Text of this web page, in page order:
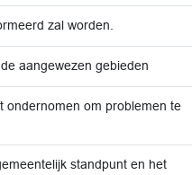
zal worden.
aangewezen gebieden
ondernomen om problemen te
standpunt en het